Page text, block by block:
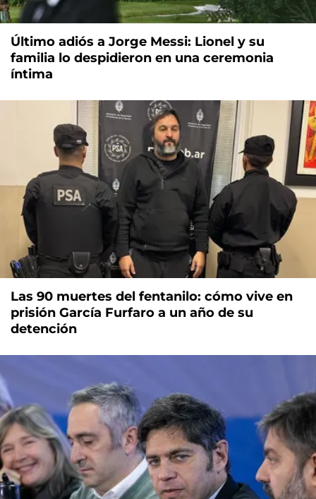
Último adiós a Jorge Messi: Lionel y su
familia lo despidieron en una ceremonia
íntima
Las 90 muertes del fentanilo: cómo vive en
prisión García Furfaro a un año de su
detención